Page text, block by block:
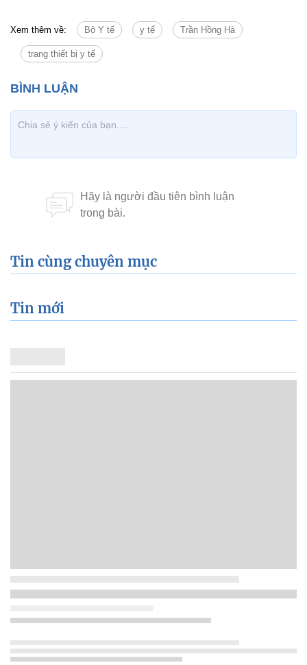
Xem thêm về: Bộ Y tế y tế Trần Hồng Hà
trang thiết bị y tế
Tin cùng chuyên mục
Tin mới